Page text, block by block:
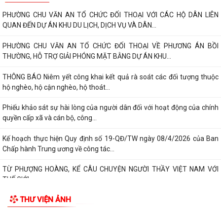
PHƯỜNG CHU VĂN AN TỔ CHỨC ĐỐI THOẠI VỚI CÁC HỘ DÂN LIÊN
QUAN ĐẾN DỰ ÁN KHU DU LỊCH, DỊCH VỤ VÀ DÂN...
PHƯỜNG CHU VĂN AN TỔ CHỨC ĐỐI THOẠI VỀ PHƯƠNG ÁN BỒI
THƯỜNG, HỖ TRỢ GIẢI PHÓNG MẶT BẰNG DỰ ÁN KHU...
THÔNG BÁO Niêm yết công khai kết quả rà soát các đối tượng thuộc
hộ nghèo, hộ cận nghèo, hộ thoát...
Phiếu khảo sát sự hài lòng của người dân đối với hoạt động của chính
quyền cấp xã và cán bộ, công...
Kế hoạch thực hiện Quy định số 19-QĐ/TW ngày 08/4/2026 của Ban
Chấp hành Trung ương về công tác...
TỪ PHƯỢNG HOÀNG, KỂ CÂU CHUYỆN NGƯỜI THẦY VIỆT NAM VỚI
THẾ GIỚI
THƯ VIỆN ẢNH